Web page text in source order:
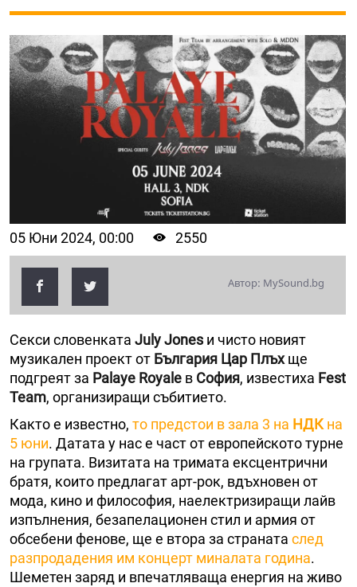
05 Юни 2024, 00:00 2550
Автор: MySound.bg
Секси словенката July Jones и чисто новият
музикален проект от България Цар Плъхще
подгреят за Palaye Royale в София, известиха Fеst
Team, организиращи събитието.
Както е известно, то предстои в зала 3 на НДКна
5 юни. Датата у нас е част от европейското турне
на групата. Визитата на тримата ексцентрични
братя, които предлагат арт-рок, вдъхновен от
мода, кино и философия, наелектризиращи лайв
изпълнения, безапелационен стил и армия от
обсебени фенове, ще е втора за страната след
разпродадения им концерт миналата година.
Шеметен заряд и впечатляваща енергия на живо